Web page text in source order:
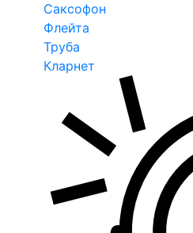
Саксофон
Флейта
Труба
Кларнет